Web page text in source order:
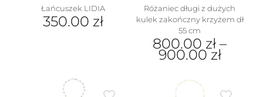
Łańcuszek LIDIA
350.00 zł
Różaniec długi z dużych
kulek zakończny krzyżem dł
55 cm
800.00 zł –
900.00 zł
produkt